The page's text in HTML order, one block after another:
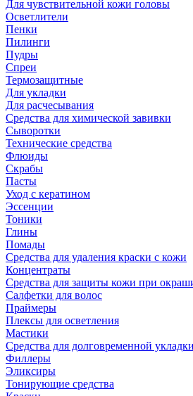
Для чувствительной кожи головы
Осветлители
Пенки
Пилинги
Пудры
Спреи
Термозащитные
Для укладки
Для расчесывания
Средства для химической завивки
Сыворотки
Технические средства
Флюиды
Скрабы
Пасты
Уход с кератином
Эссенции
Тоники
Глины
Помады
Средства для удаления краски с кожи
Концентраты
Средства для защиты кожи при
Салфетки для волос
Праймеры
Плексы для осветления
Мастики
Средства для долговременной
Филлеры
Эликсиры
Тонирующие средства